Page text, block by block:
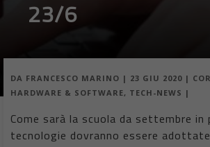
23/6
DA FRANCESCO MARINO | 23 GIU 2020 |
HARDWARE & SOFTWARE, TECH-NEWS |
Come sarà la scuola da settembre in
tecnologie dovranno essere